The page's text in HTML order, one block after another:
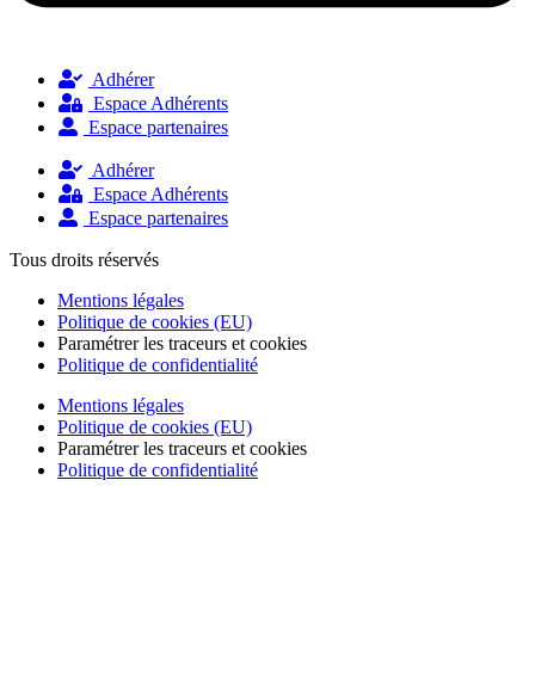
Adhérer
Espace Adhérents
Espace partenaires
Adhérer
Espace Adhérents
Espace partenaires
Tous droits réservés
Mentions légales
Politique de cookies (EU)
Paramétrer les traceurs et cookies
Politique de confidentialité
Mentions légales
Politique de cookies (EU)
Paramétrer les traceurs et cookies
Politique de confidentialité